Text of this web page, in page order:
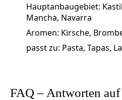
Hauptanbaugebiet:
Mancha, Navarra
Aromen: Kirsche,
passt zu: Pasta, Tapas,
FAQ – Antworten